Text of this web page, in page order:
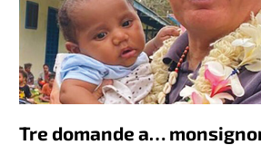
Tre domande a…